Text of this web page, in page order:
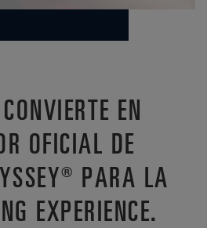
EN
OFICIAL DE
PARA LA
EXPERIENCE.